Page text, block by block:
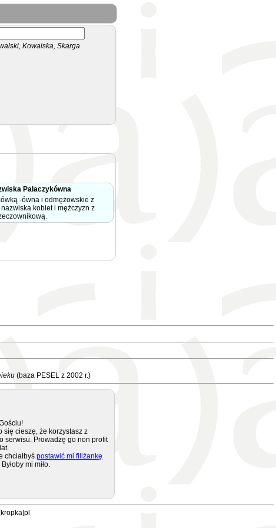
Kowalska, Skarga
Palaczykówna
-ówna i odmężowskie z
kobiet i mężczyzn z
(baza PESEL z 2002 r.)
się cieszę, że korzystasz z
serwisu. Prowadzę go non profit
chciałbyś postawić mi filiżankę
Byłoby mi miło.